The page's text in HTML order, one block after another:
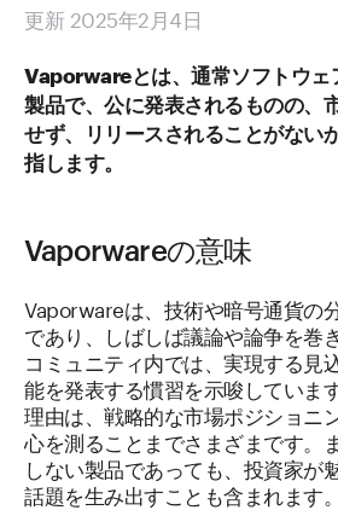
更新 2025年2月4日
Vaporwareとは、通常ソフトウェ
製品で、公に発表されるものの、
せず、リリースされることがない
指します。
Vaporwareの意味
Vaporwareは、技術や暗号通貨の
であり、しばしば議論や論争を巻
コミュニティ内では、実現する見
能を発表する慣習を示唆していま
理由は、戦略的な市場ポジショニ
心を測ることまでさまざまです。
しない製品であっても、投資家が
話題を生み出すことも含まれます。